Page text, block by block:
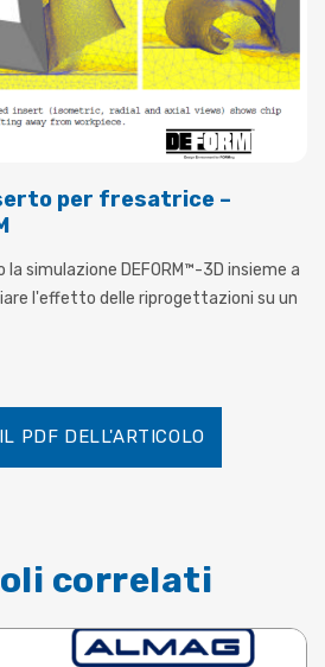
per fresatrice –
simulazione DEFORM™-3D insieme a
l'effetto delle riprogettazioni su un
PDF DELL'ARTICOLO
correlati